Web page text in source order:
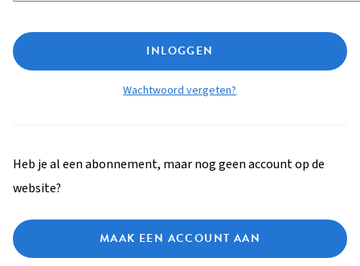
INLOGGEN
Wachtwoord vergeten?
Heb je al een abonnement, maar nog geen account op de
website?
MAAK EEN ACCOUNT AAN